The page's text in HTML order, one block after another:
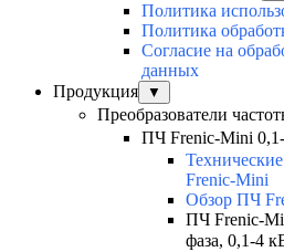
Политика
Политика
Согласие на
данных
Продукция
▼
Преобразователи
ПЧ Frenic-Mini
Frenic-Mini
Обзор ПЧ
ПЧ Frenic-
фаза, 0,1-4